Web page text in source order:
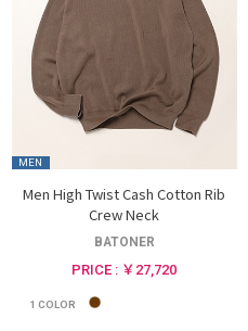
MEN
Men High Twist Cash Cotton Rib
Crew Neck
BATONER
PRICE : ￥27,720
1 COLOR